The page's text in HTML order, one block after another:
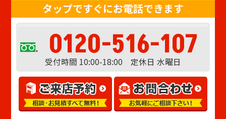
タップですぐにお電話できます
0120-516-107
受付時間 10:00-18:00 定休日 水曜日